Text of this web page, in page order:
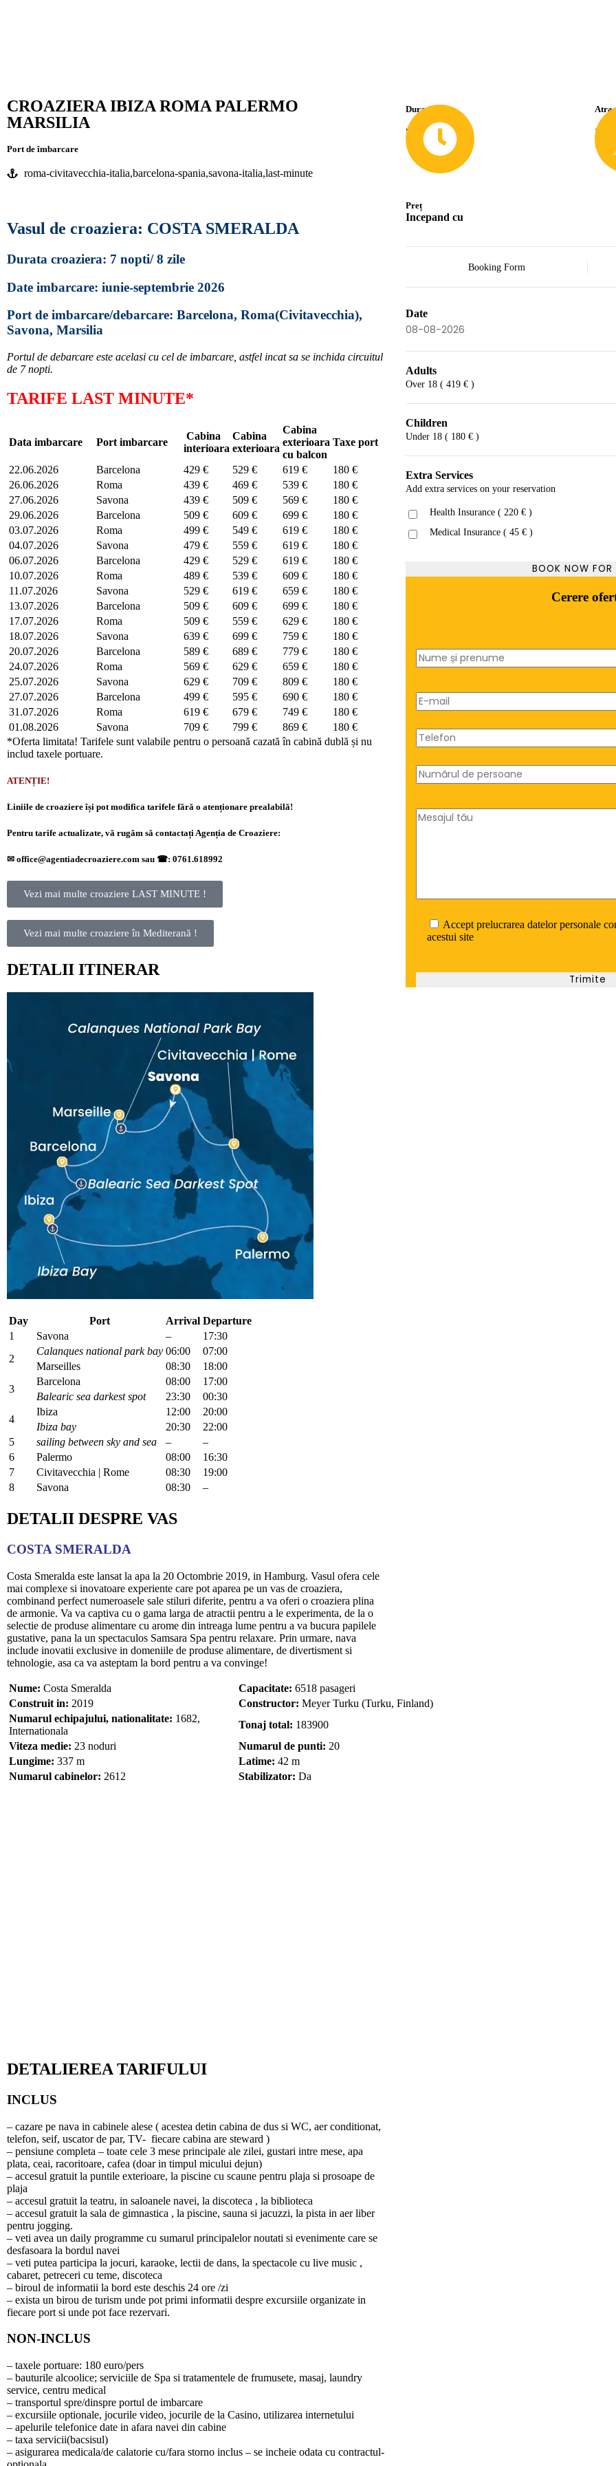
CROAZIERA IBIZA ROMA PALERMO
MARSILIA
Port de îmbarcare
roma-civitavecchia-italia,barcelona-spania,savona-italia,last-minute
Durată
7-9 Nopti
Vasul de croaziera: COSTA SMERALDA
Durata croaziera: 7 nopti/ 8 zile
Date imbarcare: iunie-septembrie 2026
Port de imbarcare/debarcare: Barcelona, Roma(Civitavecchia),
Savona, Marsilia
Portul de debarcare este acelasi cu cel de imbarcare, astfel incat sa se inchida circuitul
de 7 nopti.
TARIFE LAST MINUTE*
Data imbarcare Port imbarcare
Cabina
interioara
Cabina
exterioara
Cabina
exterioara
cu balcon
Taxe port
22.06.2026 Barcelona 429 € 529 € 619 €
180 €
26.06.2026
Roma 439 € 469 € 539 €
180 €
27.06.2026
Savona 439 € 509 € 569 €
180 €
29.06.2026
Barcelona 509 € 609 € 699 €
180 €
03.07.2026
Roma 499 € 549 € 619 €
180 €
04.07.2026
Savona 479 € 559 € 619 €
180 €
06.07.2026
Barcelona 429 € 529 € 619 €
180 €
10.07.2026
Roma 489 € 539 € 609 €
180 €
11.07.2026
Savona 529 € 619 € 659 €
180 €
13.07.2026
Barcelona 509 € 609 € 699 €
180 €
17.07.2026
Roma 509 € 559 € 629 €
180 €
18.07.2026
Savona 639 € 699 € 759 €
180 €
20.07.2026
Barcelona 589 € 689 € 779 €
180 €
24.07.2026
Roma 569 € 629 € 659 €
180 €
25.07.2026
Savona 629 € 709 € 809 €
180 €
27.07.2026
Barcelona 499 € 595 € 690 €
180 €
31.07.2026
Roma 619 € 679 € 749 €
180 €
01.08.2026
Savona 709 € 799 € 869 €
180 €
*Oferta limitata! Tarifele sunt valabile pentru o persoană cazată în cabină dublă și nu
includ taxele portuare.
ATENȚIE!
Liniile de croaziere își pot modifica tarifele fără o atenționare prealabilă!
Pentru tarife actualizate, vă rugăm să contactați Agenția de Croaziere:
✉ office@agentiadecroaziere.com sau ☎: 0761.618992
Vezi mai multe croaziere LAST MINUTE !
Vezi mai multe croaziere în Mediterană !
DETALII ITINERAR
Day Port Arrival Departure
1
Savona –
17:30
2
Calanques national park bay 06:00
07:00
Marseilles
08:30
18:00
3
Barcelona 08:00
17:00
Balearic sea darkest spot
23:30
00:30
4
Ibiza 12:00
20:00
Ibiza bay
20:30
22:00
5
sailing between sky and sea –
–
6
Palermo 08:00
16:30
7
Civitavecchia | Rome 08:30
19:00
8
Savona 08:30 –
DETALII DESPRE VAS
COSTA SMERALDA
Costa Smeralda este lansat la apa la 20 Octombrie 2019, in Hamburg. Vasul ofera cele
mai complexe si inovatoare experiente care pot aparea pe un vas de croaziera,
combinand perfect numeroasele sale stiluri diferite, pentru a va oferi o croaziera plina
de armonie. Va va captiva cu o gama larga de atractii pentru a le experimenta, de la o
selectie de produse alimentare cu arome din intreaga lume pentru a va bucura papilele
gustative, pana la un spectaculos Samsara Spa pentru relaxare. Prin urmare, nava
include inovatii exclusive in domeniile de produse alimentare, de divertisment si
tehnologie, asa ca va asteptam la bord pentru a va convinge!
Nume: Costa Smeralda Capacitate: 6518 pasageri
Construit in: 2019 Constructor: Meyer Turku (Turku, Finland)
Numarul echipajului, nationalitate: 1682,
Internationala
Tonaj total: 183900
Viteza medie: 23 noduri Numarul de punti: 20
Lungime: 337 m Latime: 42 m
Numarul cabinelor: 2612 Stabilizator: Da
DETALIEREA TARIFULUI
INCLUS
– cazare pe nava in cabinele alese ( acestea detin cabina de dus si WC, aer conditionat,
telefon, seif, uscator de par, TV- fiecare cabina are steward )
– pensiune completa – toate cele 3 mese principale ale zilei, gustari intre mese, apa
plata, ceai, racoritoare, cafea (doar in timpul micului dejun)
– accesul gratuit la puntile exterioare, la piscine cu scaune pentru plaja si prosoape de
plaja
– accesul gratuit la teatru, in saloanele navei, la discoteca , la biblioteca
– accesul gratuit la sala de gimnastica , la piscine, sauna si jacuzzi, la pista in aer liber
pentru jogging.
– veti avea un daily programme cu sumarul principalelor noutati si evenimente care se
desfasoara la bordul navei
– veti putea participa la jocuri, karaoke, lectii de dans, la spectacole cu live music ,
cabaret, petreceri cu teme, discoteca
– biroul de informatii la bord este deschis 24 ore /zi
– exista un birou de turism unde pot primi informatii despre excursiile organizate in
fiecare port si unde pot face rezervari.
NON-INCLUS
– taxele portuare: 180 euro/pers
– bauturile alcoolice; serviciile de Spa si tratamentele de frumusete, masaj, laundry
service, centru medical
– transportul spre/dinspre portul de imbarcare
– excursiile optionale, jocurile video, jocurile de la Casino, utilizarea internetului
– apelurile telefonice date in afara navei din cabine
– taxa servicii(bacsisul)
– asigurarea medicala/de calatorie cu/fara storno inclus – se incheie odata cu contractul-
Preț
Incepand cu
Booking Form
Date
Adults
Over 18 ( 419 € )
Children
Under 18 ( 180 € )
Extra Services
Add extra services on your reservation
Health Insurance ( 220 € )
Medical Insurance ( 45 € )
BOOK NOW FOR
Cerere
Accept prelucrarea datelor personale
acestui site